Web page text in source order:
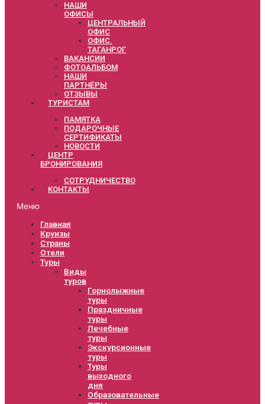
НАШИ
ОФИСЫ
ЦЕНТРАЛЬНЫЙ
ОФИС
ОФИС.
ТАГАНРОГ
ВАКАНСИИ
ФОТОАЛЬБОМ
НАШИ
ПАРТНЁРЫ
ОТЗЫВЫ
ТУРИСТАМ
ПАМЯТКА
ПОДАРОЧНЫЕ
СЕРТИФИКАТЫ
НОВОСТИ
ЦЕНТР
БРОНИРОВАНИЯ
СОТРУДНИЧЕСТВО
КОНТАКТЫ
Меню
Главная
Круизы
Страны
Отели
Туры
Виды
туров
Горнолыжные
туры
Праздничные
туры
Лечебные
туры
Экскурсионные
туры
Туры
выходного
дня
Образовательные